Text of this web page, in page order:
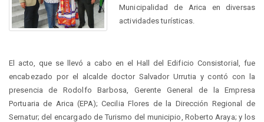
Municipalidad de Arica en diversas
actividades turísticas.
El acto, que se llevó a cabo en el Hall del Edificio Consistorial, fue
encabezado por el alcalde doctor Salvador Urrutia y contó con la
presencia de Rodolfo Barbosa, Gerente General de la Empresa
Portuaria de Arica (EPA); Cecilia Flores de la Dirección Regional de
Sernatur; del encargado de Turismo del municipio, Roberto Araya; y los